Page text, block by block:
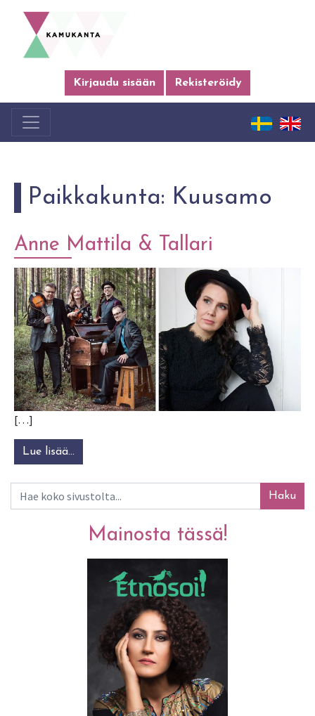
Kirjaudu sisään Rekisteröidy
Paikkakunta: Kuusamo
Anne Mattila & Tallari
[…]
Lue lisää…
Haku
Mainosta tässä!